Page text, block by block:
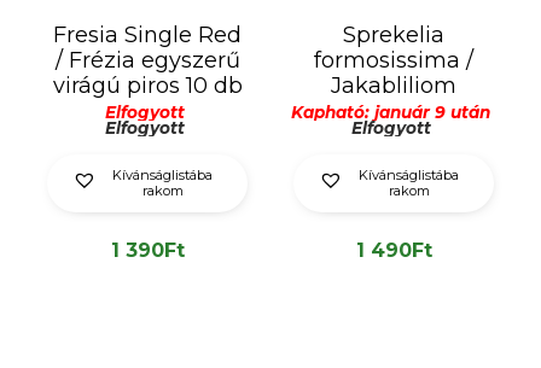
Fresia Single Red
/ Frézia egyszerű
virágú piros 10 db
Elfogyott
Elfogyott
Kívánságlistába
rakom
1 390Ft
Sprekelia
formosissima /
Jakabliliom
Kapható: január 9 után
Elfogyott
Kívánságlistába
rakom
1 490Ft